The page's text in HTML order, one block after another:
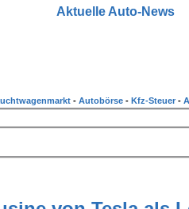
Aktuelle Auto-News
- Autobörse - Kfz-Steuer -